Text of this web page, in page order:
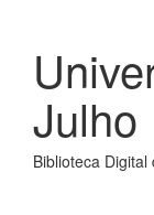
Julho
Biblioteca